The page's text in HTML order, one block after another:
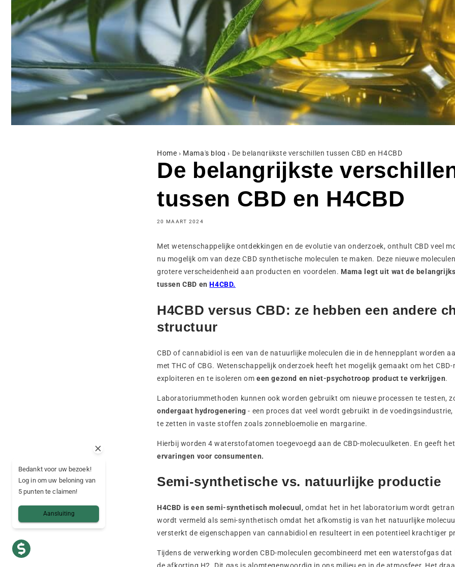
Home › Mama's blog › De belangrijkste verschillen tussen CBD en H4CBD
De belangrijkste
tussen CBD en H4CBD
20 MAART 2024
Met wetenschappelijke ontdekkingen en de evolutie van onderzoek, onthult CBD veel
nu mogelijk om van deze CBD synthetische moleculen te maken. Deze nieuwe
grotere verscheidenheid aan producten en voordelen. Mama legt uit wat de
tussen CBD enH4CBD.
H4CBD versus CBD: ze hebben een andere
structuur
CBD of cannabidiol is een van de natuurlijke moleculen die in de hennepplant worden
met THC of CBG. Wetenschappelijk onderzoek heeft het mogelijk gemaakt om het
exploiteren en te isoleren omeen gezond en niet-psychotroop product te verkrijgen.
Laboratoriummethoden kunnen ook worden gebruikt om nieuwe processen te testen,
ondergaat hydrogenering - een proces dat veel wordt gebruikt in de
te zetten in vaste stoffen zoals zonnebloemolie en margarine.
Hierbij worden 4 waterstofatomen toegevoegd aan de CBD-molecuulketen. En geeft
ervaringen voor consumenten.
Semi-synthetische vs. natuurlijke productie
H4CBD is een semi-synthetisch molecuul , omdat het in het laboratorium wordt
wordt vermeld als semi-synthetisch omdat het afkomstig is van het natuurlijke
versterkt de eigenschappen van cannabidiol en resulteert in een potentieel krachtiger
Tijdens de verwerking worden CBD-moleculen gecombineerd met een waterstofgas
de afkorting H2. Dit gas is alomtegenwoordig in ons milieu en in de atmosfeer. Het
Bedankt voor uw bezoek!
Log in om uw beloning van
5 punten te claimen!
Aansluiting